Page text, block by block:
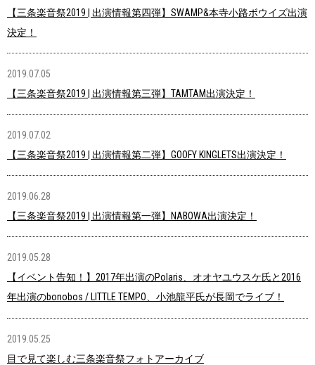
【三条楽音祭2019 | 出演情報第四弾】SWAMP&本寺小路ボウイズ出演
決定！
2019.07.05
【三条楽音祭2019 | 出演情報第三弾】TAMTAM出演決定！
2019.07.02
【三条楽音祭2019 | 出演情報第二弾】GOOFY KINGLETS出演決定！
2019.06.28
【三条楽音祭2019 | 出演情報第一弾】NABOWA出演決定！
2019.05.28
【イベント告知！】2017年出演のPolaris、オオヤユウスケ氏と2016
年出演のbonobos / LITTLE TEMPO、小池龍平氏が長岡でライブ！
2019.05.25
目で見て楽しむ三条楽音祭フォトアーカイブ